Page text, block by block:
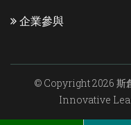
企業參與
© Copyright 2026 斯
Innovative